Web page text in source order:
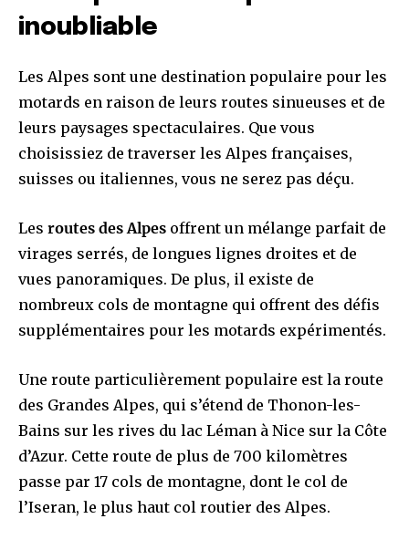
inoubliable
Les Alpes sont une destination populaire pour les
motards en raison de leurs routes sinueuses et de
leurs paysages spectaculaires. Que vous
choisissiez de traverser les Alpes françaises,
suisses ou italiennes, vous ne serez pas déçu.
Les routes des Alpes offrent un mélange parfait de
virages serrés, de longues lignes droites et de
vues panoramiques. De plus, il existe de
nombreux cols de montagne qui offrent des défis
supplémentaires pour les motards expérimentés.
Une route particulièrement populaire est la route
des Grandes Alpes, qui s’étend de Thonon-les-
Bains sur les rives du lac Léman à Nice sur la Côte
d’Azur. Cette route de plus de 700 kilomètres
passe par 17 cols de montagne, dont le col de
l’Iseran, le plus haut col routier des Alpes.